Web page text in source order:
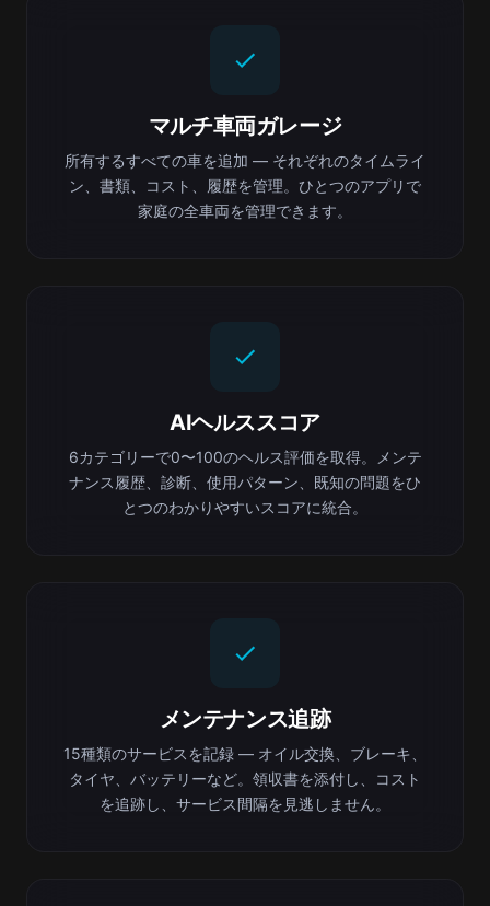
マルチ車両ガレージ
所有するすべての車を追加 — それぞれのタイムライ
ン、書類、コスト、履歴を管理。ひとつのアプリで
家庭の全車両を管理できます。
AIヘルススコア
6カテゴリーで0〜100のヘルス評価を取得。メンテ
ナンス履歴、診断、使用パターン、既知の問題をひ
とつのわかりやすいスコアに統合。
メンテナンス追跡
15種類のサービスを記録 — オイル交換、ブレーキ、
タイヤ、バッテリーなど。領収書を添付し、コスト
を追跡し、サービス間隔を見逃しません。